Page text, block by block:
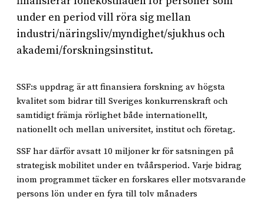
under en period vill röra sig mellan
industri/näringsliv/myndighet/sjukhus och
akademi/forskningsinstitut.
SSF:s uppdrag är att finansiera forskning av högsta
kvalitet som bidrar till Sveriges konkurrenskraft och
samtidigt främja rörlighet både internationellt,
nationellt och mellan universitet, institut och företag.
SSF har därför avsatt 10 miljoner kr för satsningen på
strategisk mobilitet under en tvåårsperiod. Varje bidrag
inom programmet täcker en forskares eller motsvarande
persons lön under en fyra till tolv månaders